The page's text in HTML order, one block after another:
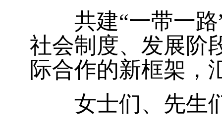
共建“一带一路”
社会制度、发展阶
际合作的新框架，
女士们、先生